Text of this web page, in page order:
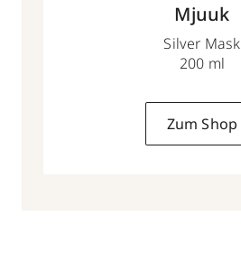
Mjuuk
Silver Mask
200 ml
Zum Shop